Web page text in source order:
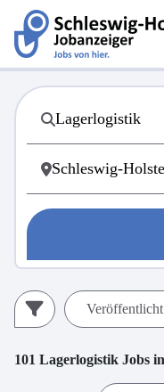
101 Lagerlogistik Jobs in